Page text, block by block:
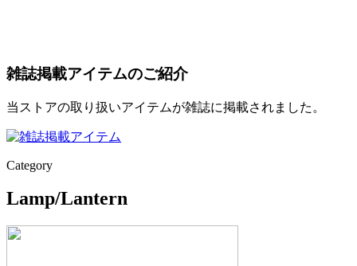
雑誌掲載アイテムのご紹介
当ストアの取り扱いアイテムが雑誌に掲載されました。
Category
Lamp/Lantern